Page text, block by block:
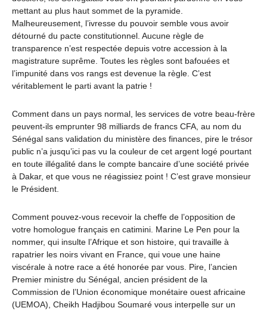
mettant au plus haut sommet de la pyramide.
Malheureusement, l’ivresse du pouvoir semble vous avoir
détourné du pacte constitutionnel. Aucune règle de
transparence n’est respectée depuis votre accession à la
magistrature suprême. Toutes les règles sont bafouées et
l’impunité dans vos rangs est devenue la règle. C’est
véritablement le parti avant la patrie !
Comment dans un pays normal, les services de votre beau-frère
peuvent-ils emprunter 98 milliards de francs CFA, au nom du
Sénégal sans validation du ministère des finances, pire le trésor
public n’a jusqu’ici pas vu la couleur de cet argent logé pourtant
en toute illégalité dans le compte bancaire d’une société privée
à Dakar, et que vous ne réagissiez point ! C’est grave monsieur
le Président.
Comment pouvez-vous recevoir la cheffe de l’opposition de
votre homologue français en catimini. Marine Le Pen pour la
nommer, qui insulte l’Afrique et son histoire, qui travaille à
rapatrier les noirs vivant en France, qui voue une haine
viscérale à notre race a été honorée par vous. Pire, l’ancien
Premier ministre du Sénégal, ancien président de la
Commission de l’Union économique monétaire ouest africaine
(UEMOA), Cheikh Hadjibou Soumaré vous interpelle sur un